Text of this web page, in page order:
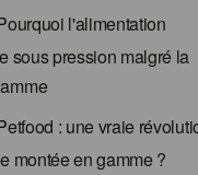
l'alimentation
sous pression malgré la
: une vraie
montée en gamme ?